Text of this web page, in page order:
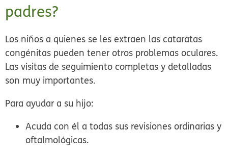
padres?
Los niños a quienes se les extraen las cataratas
congénitas pueden tener otros problemas oculares.
Las visitas de seguimiento completas y detalladas
son muy importantes.
Para ayudar a su hijo:
Acuda con él a todas sus revisiones ordinarias y
oftalmológicas.